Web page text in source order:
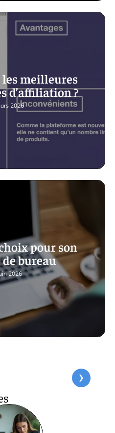
meilleures
d’affiliation ?
2026
pour son
bureau
2026